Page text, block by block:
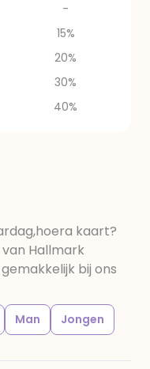
-
15%
20%
30%
40%
kaart?
Hallmark
bij ons
Man Jongen